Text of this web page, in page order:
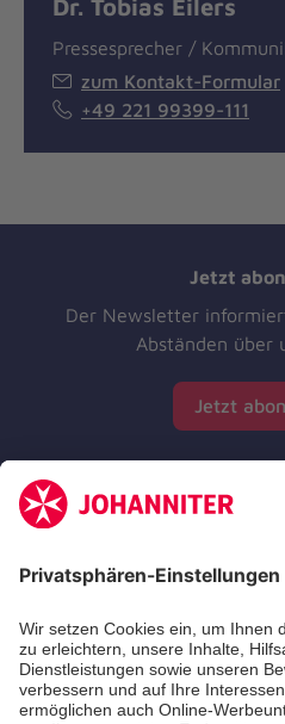
Pressesprecher /
zum Kontakt-Formular
+49 221 99399-111
Jetzt
Der Newsletter
Abständen über
Jetzt
Zertifizierung der
Die Johanniter GmbH
des Deutschen